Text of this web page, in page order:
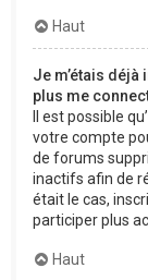
Haut
Je m’étais
plus me
Il est possible
votre compte
de forums
inactifs afin de
était le cas,
participer plus
Haut